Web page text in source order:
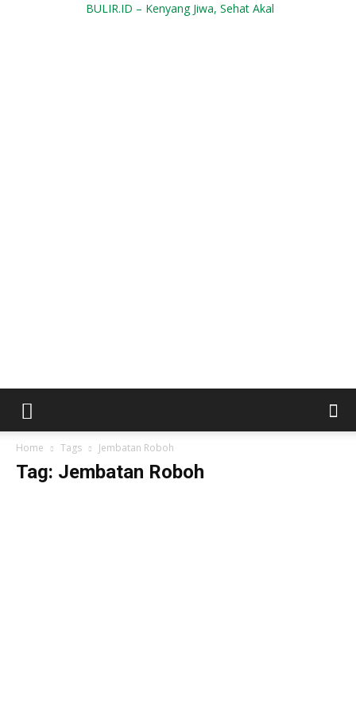
BULIR.ID – Kenyang Jiwa, Sehat Akal
Home Tags Jembatan Roboh
Tag: Jembatan Roboh